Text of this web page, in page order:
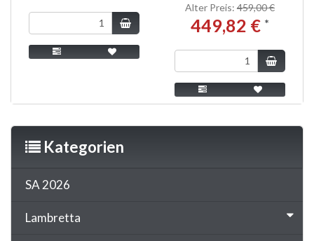
Alter Preis: 459,00 €
449,82 € *
Kategorien
SA 2026
Lambretta